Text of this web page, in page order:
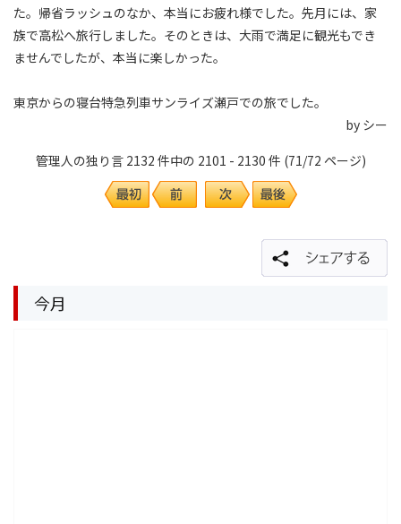
た。帰省ラッシュのなか、本当にお疲れ様でした。先月には、家
族で高松へ旅行しました。そのときは、大雨で満足に観光もでき
ませんでしたが、本当に楽しかった。
東京からの寝台特急列車サンライズ瀬戸での旅でした。
by シー
管理人の独り言 2132 件中の 2101 - 2130 件 (71/72 ページ)
今月